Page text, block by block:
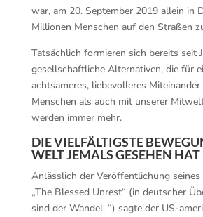
war, am 20. September 2019 allein in
Millionen Menschen auf den Straßen
Tatsächlich formieren sich bereits seit
gesellschaftliche Alternativen, die für
achtsameres, liebevolleres
Menschen als auch mit unserer
werden immer mehr.
DIE VIELFÄLTIGSTE
WELT JEMALS GESEHEN HAT
Anlässlich der Veröffentlichung
„The Blessed Unrest“ (in deutscher
sind der Wandel. “) sagte der US-